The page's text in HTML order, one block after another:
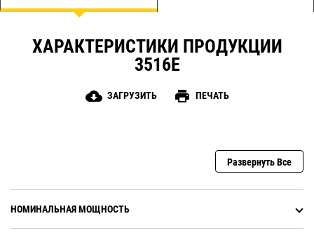
ХАРАКТЕРИСТИКИ ПРОДУКЦИИ
3516E
cloud_download ЗАГРУЗИТЬ print ПЕЧАТЬ
Развернуть Все
НОМИНАЛЬНАЯ МОЩНОСТЬ